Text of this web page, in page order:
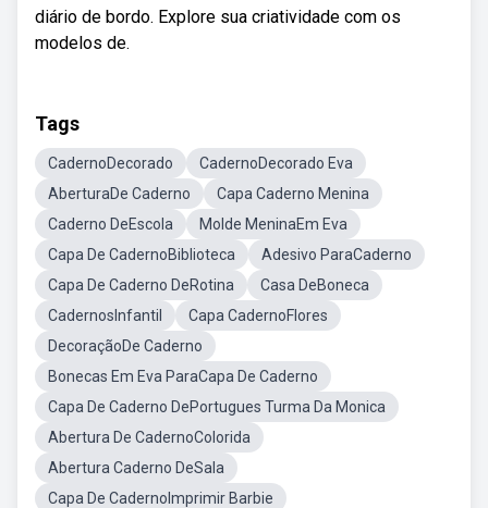
diário de bordo. Explore sua criatividade com os
modelos de.
Tags
CadernoDecorado
CadernoDecorado Eva
AberturaDe Caderno
Capa Caderno Menina
Caderno DeEscola
Molde MeninaEm Eva
Capa De CadernoBiblioteca
Adesivo ParaCaderno
Capa De Caderno DeRotina
Casa DeBoneca
CadernosInfantil
Capa CadernoFlores
DecoraçãoDe Caderno
Bonecas Em Eva ParaCapa De Caderno
Capa De Caderno DePortugues Turma Da Monica
Abertura De CadernoColorida
Abertura Caderno DeSala
Capa De CadernoImprimir Barbie